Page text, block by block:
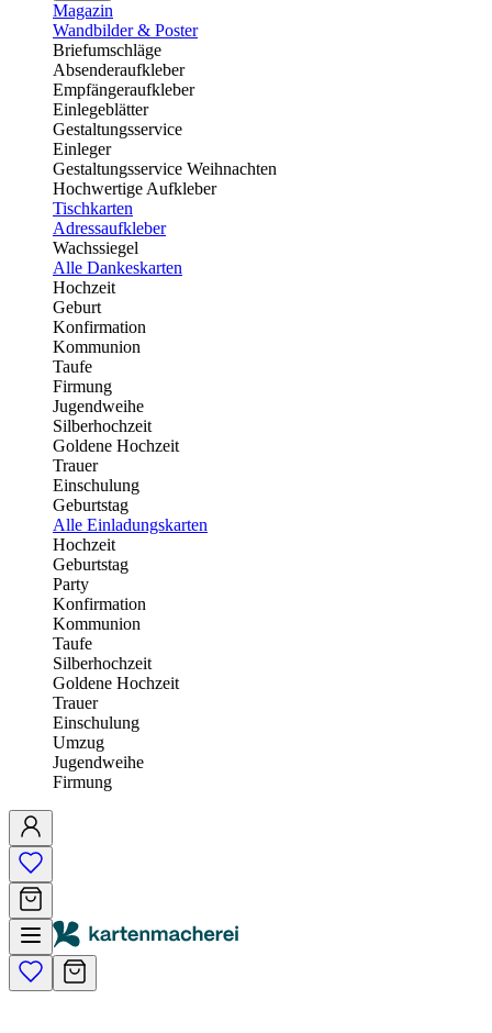
Magazin
Wandbilder & Poster
Briefumschläge
Absenderaufkleber
Empfängeraufkleber
Einlegeblätter
Gestaltungsservice
Einleger
Gestaltungsservice Weihnachten
Hochwertige Aufkleber
Tischkarten
Adressaufkleber
Wachssiegel
Alle Dankeskarten
Hochzeit
Geburt
Konfirmation
Kommunion
Taufe
Firmung
Jugendweihe
Silberhochzeit
Goldene Hochzeit
Trauer
Einschulung
Geburtstag
Alle Einladungskarten
Hochzeit
Geburtstag
Party
Konfirmation
Kommunion
Taufe
Silberhochzeit
Goldene Hochzeit
Trauer
Einschulung
Umzug
Jugendweihe
Firmung